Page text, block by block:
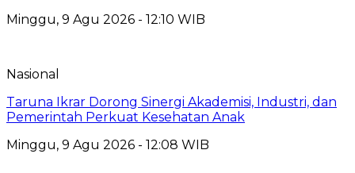
Minggu, 9 Agu 2026 - 12:10 WIB
Nasional
Taruna Ikrar Dorong Sinergi Akademisi, Industri, dan
Pemerintah Perkuat Kesehatan Anak
Minggu, 9 Agu 2026 - 12:08 WIB